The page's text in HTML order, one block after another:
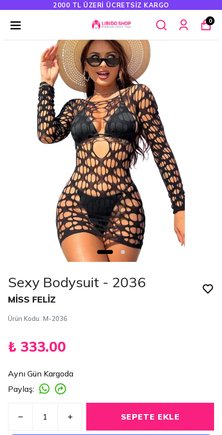
2000 TL ÜZERI ÜCRETSIZ KARGO
0
Sexy Bodysuit - 2036
MİSS FELİZ
Ürün Kodu: M-2036
₺ 333.00
Aynı Gün Kargoda
Paylaş:
SEPETE EKLE